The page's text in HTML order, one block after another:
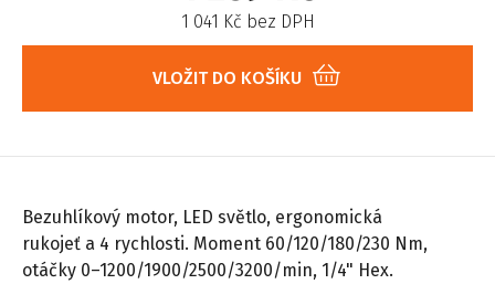
1 041 Kč bez DPH
VLOŽIT DO KOŠÍKU
Bezuhlíkový motor, LED světlo, ergonomická
rukojeť a 4 rychlosti. Moment 60/120/180/230 Nm,
otáčky 0–1200/1900/2500/3200/min, 1/4" Hex.